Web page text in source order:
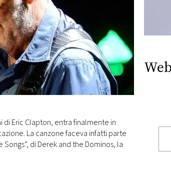
di Eric Clapton, entra finalmente in
La canzone faceva infatti parte
di Derek and the Dominos, la